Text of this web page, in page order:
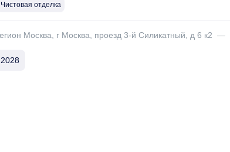
Чистовая отделка
Москва, г Москва, проезд 3-й Силикатный, д 6 к2 —